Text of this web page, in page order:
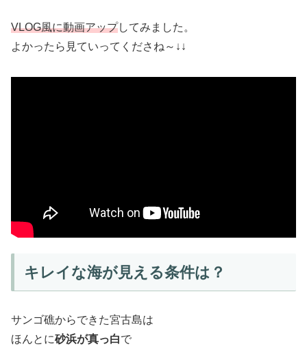
VLOG風に動画アップしてみました。
よかったら見ていってくださね～↓↓
キレイな海が見える条件は？
サンゴ礁からできた宮古島は
ほんとに砂浜が真っ白で